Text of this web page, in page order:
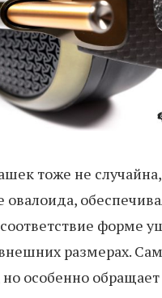
тоже не
форме
размерах.
особенно обращает